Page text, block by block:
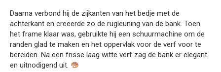
Daarna verbond hij de zijkanten van het bedje met de
achterkant en creëerde zo de rugleuning van de bank. Toen
het frame klaar was, gebruikte hij een schuurmachine om de
randen glad te maken en het oppervlak voor de verf voor te
bereiden. Na een frisse laag witte verf zag de bank er elegant
en uitnodigend uit.